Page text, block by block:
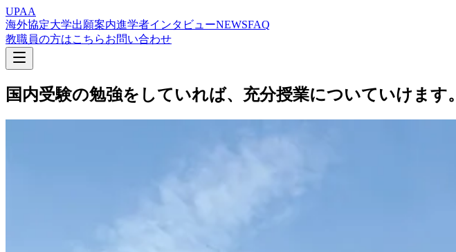
UPAA
海外協定大学出願案内進学者インタビューNEWSFAQ
教職員の方はこちらお問い合わせ
国内受験の勉強をしていれば、 充分授業についていけます。